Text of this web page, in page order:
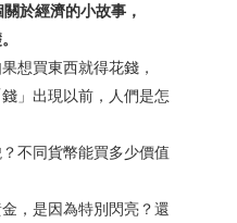
於經濟的小故事，
想買東西就得花錢，
」出現以前，人們是怎
不同貨幣能買多少價值
，是因為特別閃亮？還